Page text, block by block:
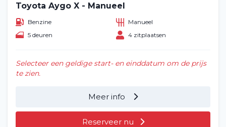
Toyota Aygo X - Manueel
Benzine
Manueel
5 deuren
4 zitplaatsen
Selecteer een geldige start- en einddatum om de prijs
te zien.
Meer info
Reserveer nu